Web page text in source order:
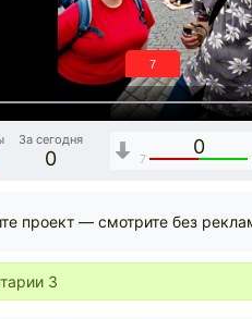
6
За сегодня
0
0
7
проект — смотрите без
3